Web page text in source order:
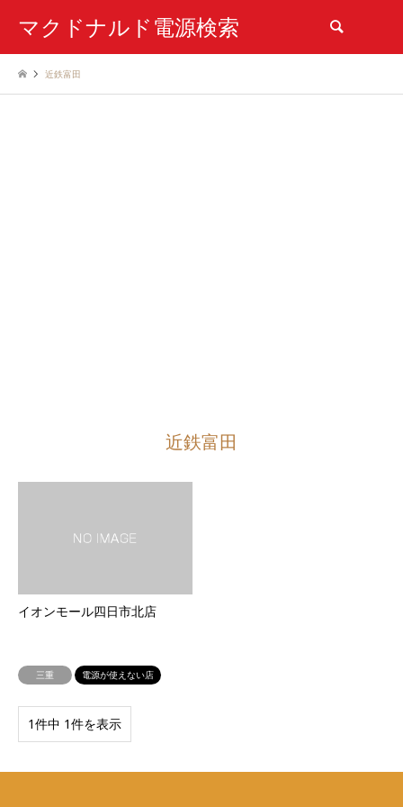
マクドナルド電源検索
近鉄富田
近鉄富田
イオンモール四日市北店
三重 電源が使えない店
1件中 1件を表示